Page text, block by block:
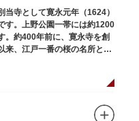
寺として寛永元年（1624）
す。上野公園一帯には約1200
。約400年前に、寛永寺を創
来、江戸一番の桜の名所とし